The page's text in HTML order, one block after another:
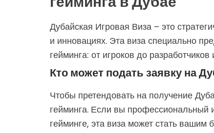
Дубайская Игровая Виза – это
и инновациях. Эта виза специально
гейминга: от игроков до
Кто может подать заявку на
Чтобы претендовать на получение
гейминга. Если вы профессиональный
гейминге, эта виза может стать